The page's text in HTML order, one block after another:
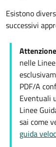
Esistono
successivi
Attenzione
nelle
PDF/A
Eventuali
Linee
sai come
guida